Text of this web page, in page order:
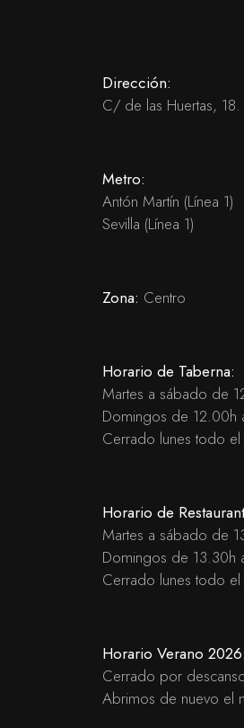
Dirección:
C/ de las Huertas,
Metro:
Antón Martín (Línea 1)
Sevilla (Línea 1)
Zona: Centro
Horario de Taberna:
Martes a sábado de
Domingos de 12.00h
Cerrado lunes todo el
Horario de
Martes a sábado de
Domingos de 13.30h
Cerrado lunes todo el
Horario Verano 2026:
Cerrado por
Abrimos de nuevo el